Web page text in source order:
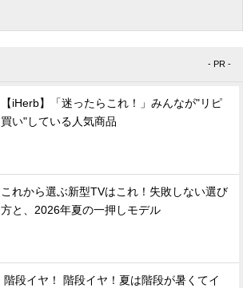
- PR -
【iHerb】「迷ったらこれ！」みんなが"リピ
買い"している人気商品
これから選ぶ新型TVはこれ！失敗しない選び
方と、2026年夏の一押しモデル
階段イヤ！ 階段イヤ！夏は階段が暑くてイ